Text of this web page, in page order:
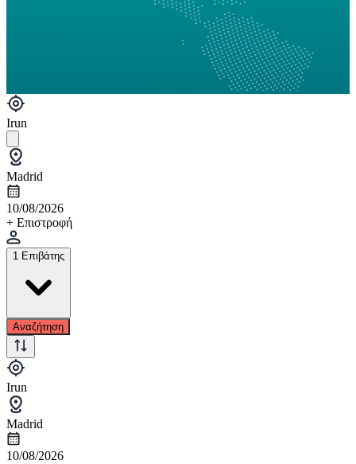
Irun
Madrid
10/08/2026
+ Επιστροφή
1 Επιβάτης
Αναζήτηση
Irun
Madrid
10/08/2026